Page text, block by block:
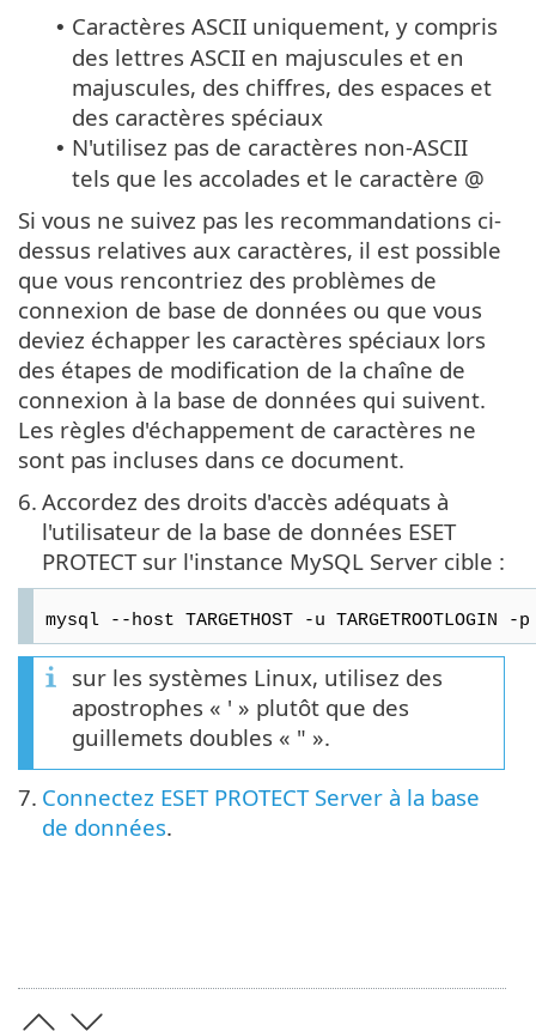
• Caractères ASCII uniquement, y compris
des lettres ASCII en majuscules et en
majuscules, des chiffres, des espaces et
des caractères spéciaux
• N'utilisez pas de caractères non-ASCII
tels que les accolades et le caractère @
Si vous ne suivez pas les recommandations ci-
dessus relatives aux caractères, il est possible
que vous rencontriez des problèmes de
connexion de base de données ou que vous
deviez échapper les caractères spéciaux lors
des étapes de modification de la chaîne de
connexion à la base de données qui suivent.
Les règles d'échappement de caractères ne
sont pas incluses dans ce document.
6. Accordez des droits d'accès adéquats à
l'utilisateur de la base de données ESET
PROTECT sur l'instance MySQL Server cible :
mysql --host TARGETHOST -u TARGETROOTLOGIN -
sur les systèmes Linux, utilisez des
apostrophes « ' » plutôt que des
guillemets doubles « " ».
7. Connectez ESET PROTECT Server à la base
de données.